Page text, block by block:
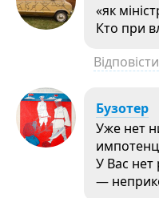
«як
Кто при
Відповісти
Бузотер
Уже нет
У Вас
—